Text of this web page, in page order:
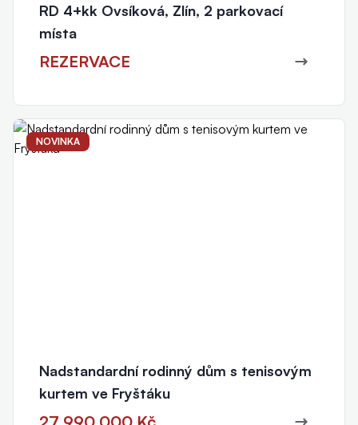
RD 4+kk Ovsíková, Zlín, 2 parkovací
místa
REZERVACE
NOVINKA
Nadstandardní rodinný dům s tenisovým
kurtem ve Fryštáku